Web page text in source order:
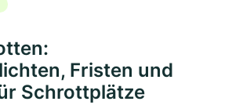
Fristen und
Schrottplätze